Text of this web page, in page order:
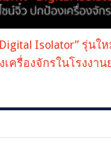
Isolator” รุ่นใ
ครื่องจักรในโรงงา